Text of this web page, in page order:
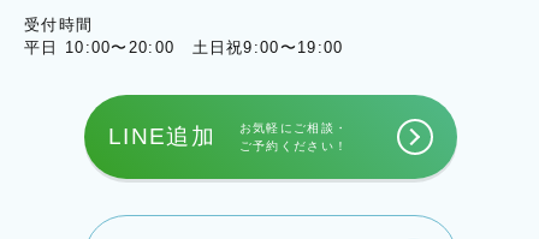
受付時間
平日 10:00〜20:00 土日祝9:00〜19:00
LINE追加
お気軽にご相談・
ご予約ください！